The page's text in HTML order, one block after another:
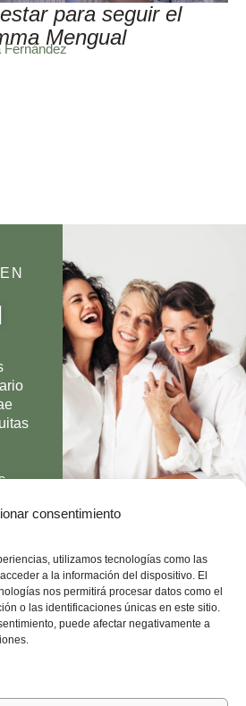
consentimiento
utilizamos tecnologías como las
a la información del dispositivo. El
nos permitirá procesar datos como el
o las identificaciones únicas en este sitio.
puede afectar negativamente a
para seguir el
Mengual
Fernández
Política
de
(+34)
935